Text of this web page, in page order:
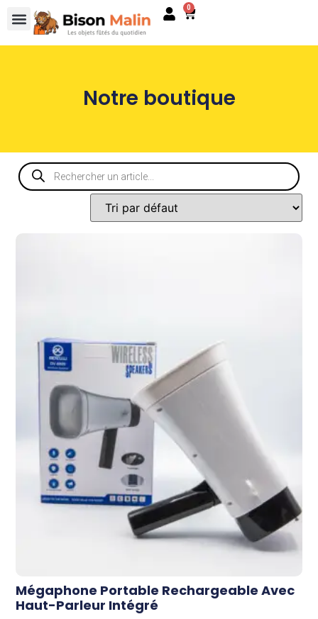
0
Notre boutique
Mégaphone Portable Rechargeable Avec
Haut-Parleur Intégré